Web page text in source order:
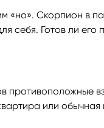
«но». Скорпион в
себя. Готов ли его
противоположные
или